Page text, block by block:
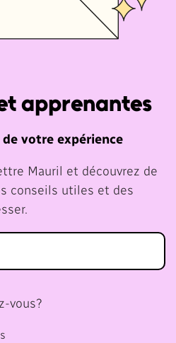
apprenantes
votre expérience
Mauril et découvrez de
conseils utiles et des
vous?